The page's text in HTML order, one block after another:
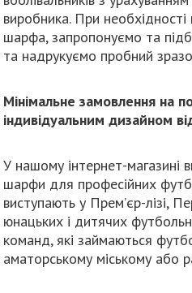
виробника. При
шарфа, запропонуємо та
та надрукуємо пробний
Мінімальне замовлення на
індивідуальним дизайном
У нашому інтернет-магазині
шарфи для професійних
виступають у Прем’єр-лізі,
юнацьких і дитячих
команд, які займаються
аматорському міському або